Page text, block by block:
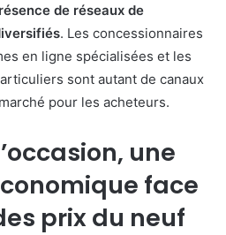
de réseaux de
. Les concessionnaires
en ligne spécialisées et les
sont autant de canaux
pour les acheteurs.
une
face
prix du neuf